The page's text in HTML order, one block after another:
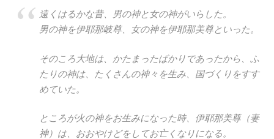
遠くはるかな昔、男の神と女の神がいらした。
男の神を伊耶那岐尊、女の神を伊耶那美尊といった。
そのころ大地は、かたまったばかりであったから、ふ
たりの神は、たくさんの神々を生み、国づくりをすす
めていた。
ところが火の神をお生みになった時、伊耶那美尊（妻
神）は、おおやけどをしてお亡くなりになる。